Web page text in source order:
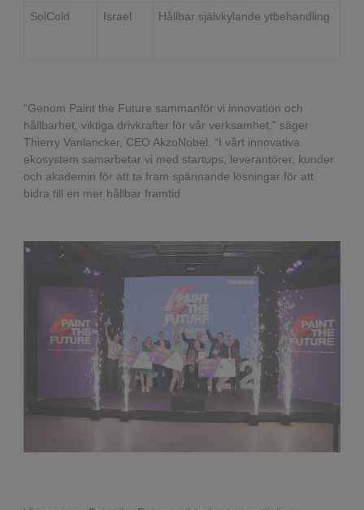
SolCold Israel Hållbar självkylande ytbehandling
“Genom Paint the Future sammanför vi innovation och
hållbarhet, viktiga drivkrafter för vår verksamhet,” säger
Thierry Vanlancker, CEO AkzoNobel. “I vårt innovativa
ekosystem samarbetar vi med startups, leverantörer, kunder
och akademin för att ta fram spännande lösningar för att
bidra till en mer hållbar framtid